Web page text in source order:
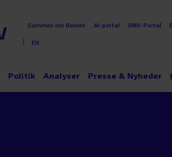
Sammen om Børsen AI-portal SMV-Portal
EN
Politik Analyser Presse & Nyheder